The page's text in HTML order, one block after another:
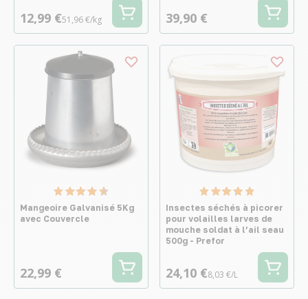
12,99 €51,96 €/kg 39,90 €
Mangeoire Galvanisé 5Kg
avec Couvercle
22,99 €
Insectes séchés à picorer
pour volailles larves de
mouche soldat à l’ail seau
500g - Prefor
24,10 €8,03 €/L